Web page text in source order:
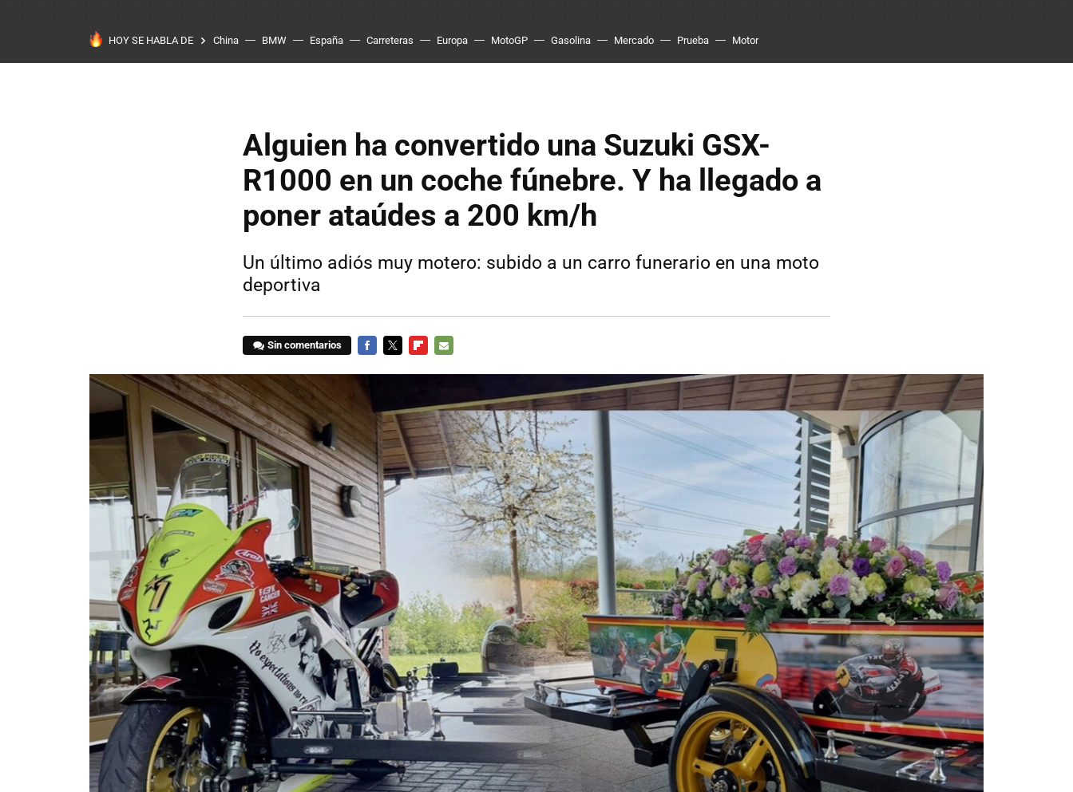
HOY SE HABLA DE China BMW España Carreteras Europa MotoGP Gasolina Mercado Prueba Motor
Alguien ha convertido una Suzuki GSX-
R1000 en un coche fúnebre. Y ha llegado a
poner ataúdes a 200 km/h
Un último adiós muy motero: subido a un carro funerario en una moto
deportiva
Sin comentarios